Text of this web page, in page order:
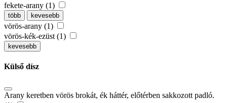
fekete-arany (1)
több kevesebb
vörös-arany (1)
vörös-kék-ezüst (1)
kevesebb
Külső dísz
Arany keretben vörös brokát, ék háttér, előtérben sakkozott padló.